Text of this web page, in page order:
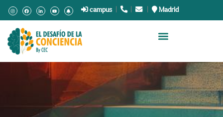
campus| . | | Madrid